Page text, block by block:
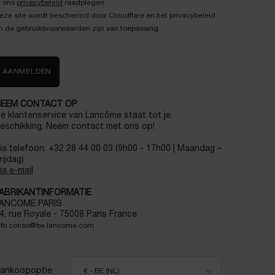
ons privacybeleid raadplegen.
site wordt beschermd door Cloudflare en het privacybeleid
de gebruiksvoorwaarden zijn van toepassing.
AANMELDEN
CONTACT OP
klantenservice van Lancôme staat tot je
Neem contact met ons op!
telefoon: +32 28 44 00 03 (9h00 - 17h00 | Maandag –
e-mail
PARIS
rue Royale - 75008 Paris France
€ - BE (NL)